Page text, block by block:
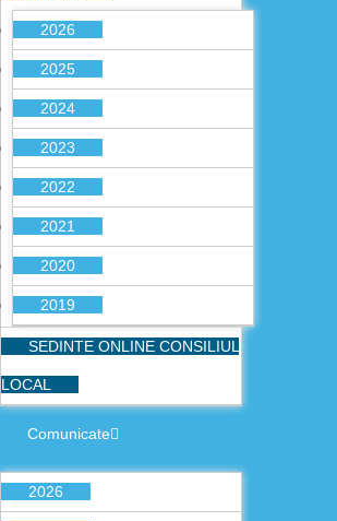
2026
2025
2024
2023
2022
2021
2020
2019
SEDINTE ONLINE CONSILIUL
LOCAL
Comunicate
2026